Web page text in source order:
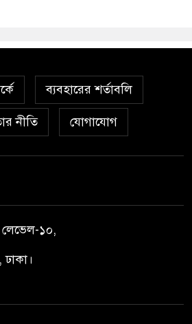
ব্যবহারের শর্তাবলি
নীতি যোগাযোগ
১০,
ঢাকা।